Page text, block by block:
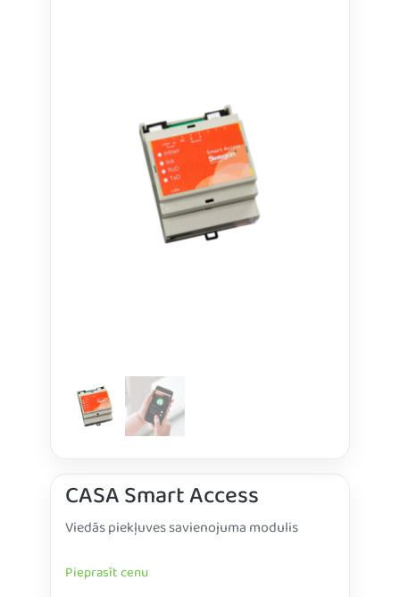
CASA Smart Access
Viedās piekļuves savienojuma modulis
Pieprasīt cenu